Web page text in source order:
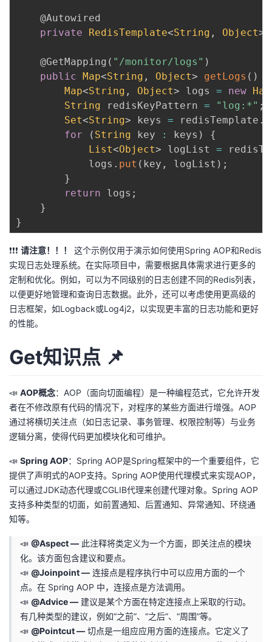
@Autowired
private
RedisTemplate<String , Object>
@GetMapping ( "/monitor/logs" )
public Map<String , Object> getLogs ( )
Map<String , Object> logs = new
String redisKeyPattern = "log:*" ;
Set<String> keys = redisTemplate .
for
( String key : keys )
{
List<Object> logList =
            logs
. put ( key , logList ) ;
}
return logs ;
}
}
❗❗❗ 请注意！！！
这个示例仅用于演示如何使用Spring AOP和Redis
实现日志处理系统。在实际项目中，需要根据具体需求进行更多的
定制和优化。例如，可以为不同级别的日志创建不同的Redis列表，
以便更好地管理和查询日志数据。此外，还可以考虑使用更高级的
日志框架，如Logback或Log4j2，以实现更丰富的日志功能和更好
的性能。
Get知识点 📌
📣 AOP概念：AOP（面向切面编程）是一种编程范式，它允许开发
者在不修改原有代码的情况下，对程序的某些方面进行增强。AOP
通过将横切关注点（如日志记录、事务管理、权限控制等）与业务
逻辑分离，使得代码更加模块化和可维护。
📣 Spring AOP：Spring AOP是Spring框架中的一个重要组件，它
提供了声明式的AOP支持。Spring AOP使用代理模式来实现AOP，
可以通过JDK动态代理或CGLIB代理来创建代理对象。Spring AOP
支持多种类型的切面，如前置通知、后置通知、异常通知、环绕通
知等。
📣 @Aspect —此注释将类定义为一个方面，即关注点的模块
化。该方面包含建议和要点。
📣 @Joinpoint —连接点是程序执行中可以应用方面的一个
点。在 Spring AOP 中，连接点是方法调用。
📣 @Advice —建议是某个方面在特定连接点上采取的行动。
有几种类型的建议，例如“之前”、“之后”、“周围”等。
📣 @Pointcut —切点是一组应应用方面的连接点。它定义了